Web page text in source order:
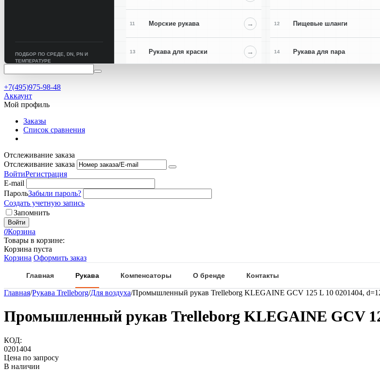
ПОДБОР ПО СРЕДЕ, DN, PN И
ТЕМПЕРАТУРЕ
11 Морские рукава → 12 Пищевые шланги
13 Рукава для краски → 14 Рукава для пара
+7(495)975-98-48
Аккаунт
Мой профиль
Заказы
Список сравнения
Отслеживание заказа
Отслеживание заказа
ВойтиРегистрация
E-mail
ПарольЗабыли пароль?
Создать учетную запись
Запомнить
Войти
0Корзина
Товары в корзине:
Корзина пуста
Корзина Оформить заказ
Главная Рукава Компенсаторы О бренде Контакты
Главная/Рукава Trelleborg/Для воздуха/Промышленный рукав Trelleborg KLEGAINE GCV 125 L 10 0201404,
Промышленный рукав Trelleborg KLEGAINE GCV
КОД:
0201404
Цена по запросу
В наличии